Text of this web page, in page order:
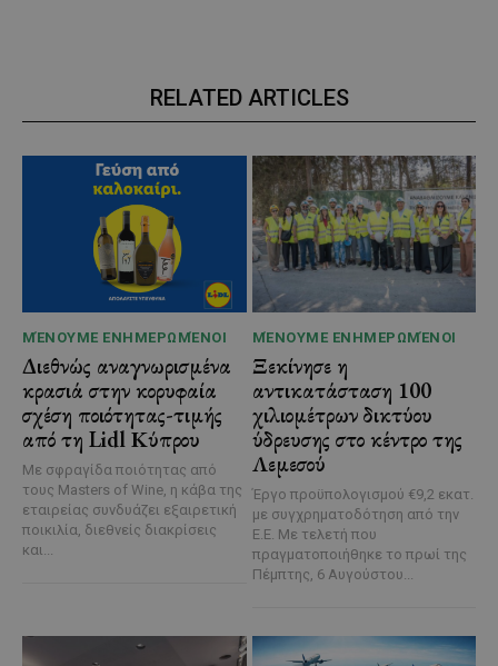
RELATED ARTICLES
ΜΈΝΟΥΜΕ ΕΝΗΜΕΡΩΜΈΝΟΙ
Διεθνώς αναγνωρισμένα
κρασιά στην κορυφαία
σχέση ποιότητας-τιμής
από τη Lidl Κύπρου
Με σφραγίδα ποιότητας από
τους Masters of Wine, η κάβα της
εταιρείας συνδυάζει εξαιρετική
ποικιλία, διεθνείς διακρίσεις
και...
ΜΈΝΟΥΜΕ ΕΝΗΜΕΡΩΜΈΝΟΙ
Ξεκίνησε η
αντικατάσταση 100
χιλιομέτρων δικτύου
ύδρευσης στο κέντρο της
Λεμεσού
Έργο προϋπολογισμού €9,2 εκατ.
με συγχρηματοδότηση από την
Ε.Ε. Με τελετή που
πραγματοποιήθηκε το πρωί της
Πέμπτης, 6 Αυγούστου...